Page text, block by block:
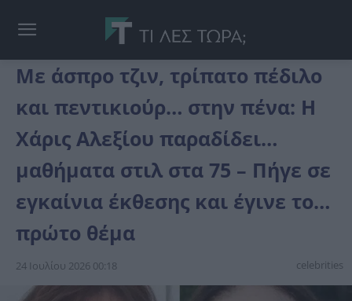
Με άσπρο τζιν, τρίπατο πέδιλο
και πεντικιούρ… στην πένα: Η
Χάρις Αλεξίου παραδίδει…
μαθήματα στιλ στα 75 – Πήγε σε
εγκαίνια έκθεσης και έγινε το…
πρώτο θέμα
24 Ιουλίου 2026 00:18 celebrities